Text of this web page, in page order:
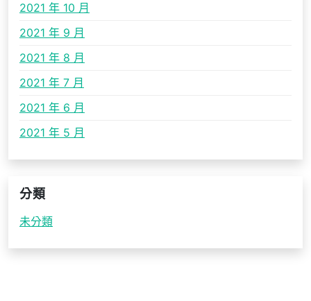
2021 年 10 月
2021 年 9 月
2021 年 8 月
2021 年 7 月
2021 年 6 月
2021 年 5 月
分類
未分類